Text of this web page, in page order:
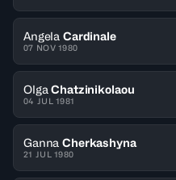
Angela Cardinale
07 NOV 1980
Olga Chatzinikolaou
04 JUL 1981
Ganna Cherkashyna
21 JUL 1980